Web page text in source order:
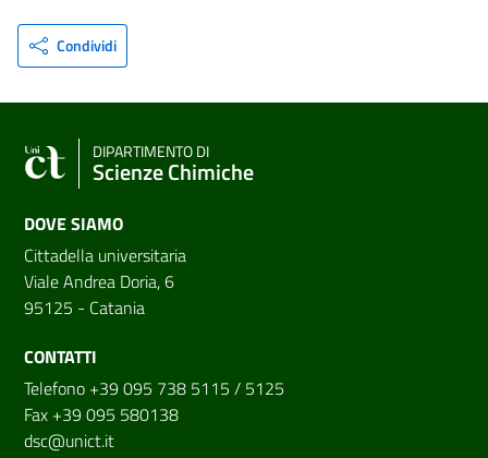
Condividi
DIPARTIMENTO DI
Scienze Chimiche
DOVE SIAMO
Cittadella universitaria
Viale Andrea Doria, 6
95125 - Catania
CONTATTI
Telefono +39 095 738 5115 / 5125
Fax +39 095 580138
dsc@unict.it